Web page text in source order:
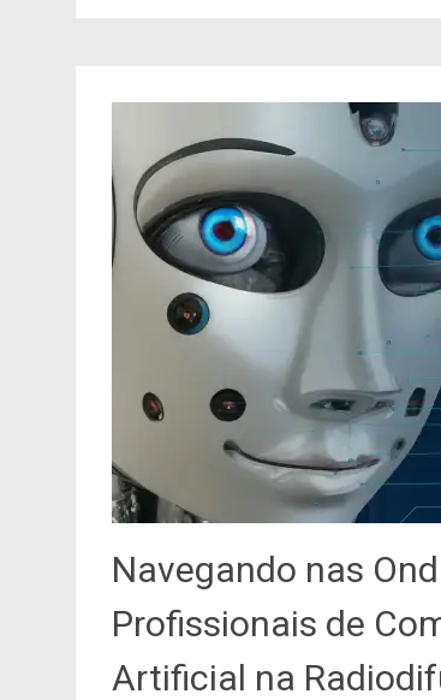
Navegando nas
Profissionais de
Artificial na